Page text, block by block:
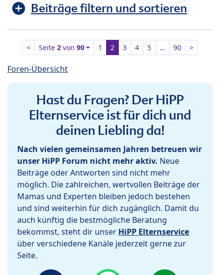
Beiträge filtern und sortieren
< Seite 2von 90 1 2 3 4 5 … 90 >
Foren-Übersicht
Hast du Fragen? Der HiPP
Elternservice ist für dich und
deinen Liebling da!
Nach vielen gemeinsamen Jahren betreuen wir
unser HiPP Forum nicht mehr aktiv. Neue
Beiträge oder Antworten sind nicht mehr
möglich. Die zahlreichen, wertvollen Beiträge der
Mamas und Experten bleiben jedoch bestehen
und sind weiterhin für dich zugänglich. Damit du
auch künftig die bestmögliche Beratung
bekommst, steht dir unser HiPP Elternservice
über verschiedene Kanäle jederzeit gerne zur
Seite.